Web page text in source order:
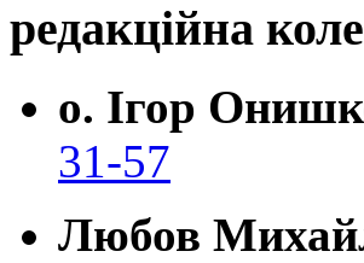
редакційна
о. Ігор
31-57
Любов